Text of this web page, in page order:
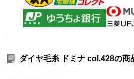
ダイヤ毛糸 ドミナ col.428の商